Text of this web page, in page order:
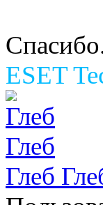
ESET
Глеб